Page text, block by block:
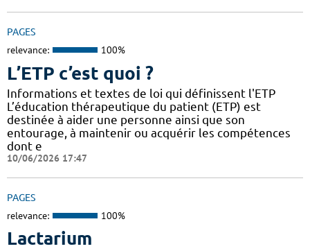
PAGES
relevance: 100%
L’ETP c’est quoi ?
Informations et textes de loi qui définissent l'ETP
L’éducation thérapeutique du patient (ETP) est
destinée à aider une personne ainsi que son
entourage, à maintenir ou acquérir les compétences
dont e
10/06/2026 17:47
PAGES
relevance: 100%
Lactarium